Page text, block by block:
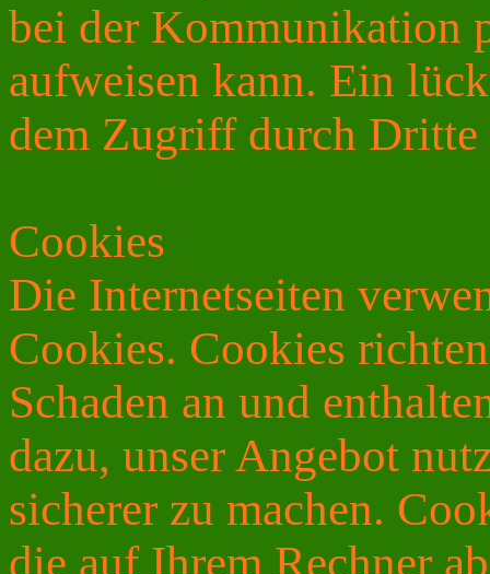
bei der Kommunikation
aufweisen kann. Ein
dem Zugriff durch
Cookies
Die Internetseiten
Cookies. Cookies
Schaden an und
dazu, unser Angebot
sicherer zu machen.
die auf Ihrem Rechner